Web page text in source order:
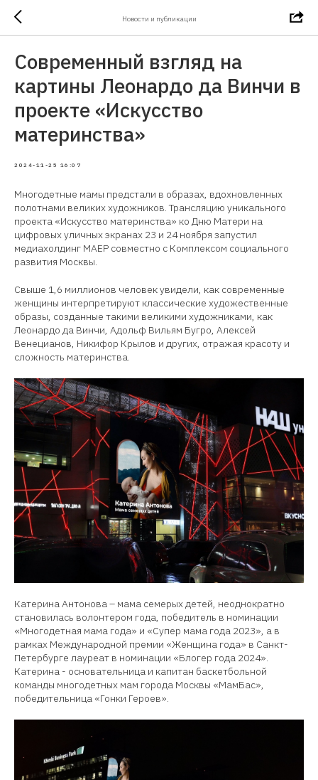
Новости и публикации
Современный взгляд на
картины Леонардо да Винчи в
проекте «Искусство
материнства»
2024-11-25 16:07
Многодетные мамы предстали в образах, вдохновленных
полотнами великих художников. Трансляцию уникального
проекта «Искусство материнства» ко Дню Матери на
цифровых уличных экранах 23 и 24 ноября запустил
медиахолдинг МАЕР совместно с Комплексом социального
развития Москвы.
Свыше 1,6 миллионов человек увидели, как современные
женщины интерпретируют классические художественные
образы, созданные такими великими художниками, как
Леонардо да Винчи, Адольф Вильям Бугро, Алексей
Венецианов, Никифор Крылов и других, отражая красоту и
сложность материнства.
Катерина Антонова – мама семерых детей, неоднократно
становилась волонтером года, победитель в номинации
«Многодетная мама года» и «Супер мама года 2023», а в
рамках Международной премии «Женщина года» в Санкт-
Петербурге лауреат в номинации «Блогер года 2024».
Катерина - основательница и капитан баскетбольной
команды многодетных мам города Москвы «МамБас»,
победительница «Гонки Героев».